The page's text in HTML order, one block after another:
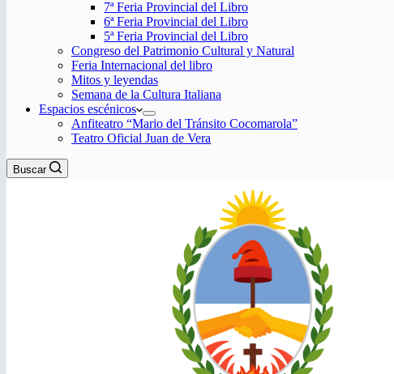
7ª Feria Provincial del Libro
6ª Feria Provincial del Libro
5ª Feria Provincial del Libro
Congreso del Patrimonio Cultural y Natural
Feria Internacional del libro
Mitos y leyendas
Semana de la Cultura Italiana
Espacios escénicos
Anfiteatro “Mario del Tránsito Cocomarola”
Teatro Oficial Juan de Vera
Buscar